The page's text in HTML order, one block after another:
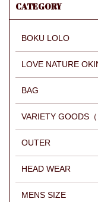
CATEGORY
BOKU LOLO
LOVE NATURE
BAG
VARIETY GOODS
OUTER
HEAD WEAR
MENS SIZE